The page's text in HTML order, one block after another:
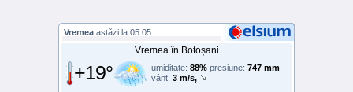
Vremea astăzi la 05:05
Vremea în Botoșani
+19° umiditate: 88% presiune: 747 mm
vânt: 3 m/s,